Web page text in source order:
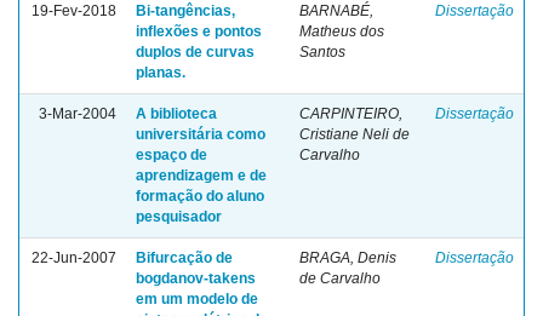
19-Fev-2018
Bi-tangências,
inflexões e pontos
duplos de curvas
planas.
BARNABÉ,
Matheus dos
Santos
Dissertação
3-Mar-2004
A biblioteca
universitária como
espaço de
aprendizagem e de
formação do aluno
pesquisador
CARPINTEIRO,
Cristiane Neli de
Carvalho
Dissertação
22-Jun-2007
Bifurcação de
bogdanov-takens
em um modelo de
BRAGA, Denis
de Carvalho
Dissertação